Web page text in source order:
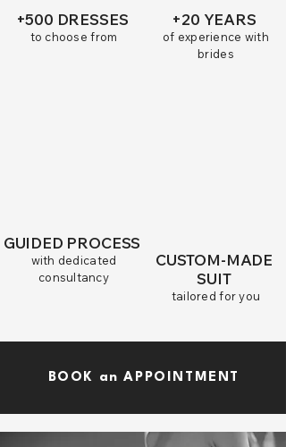
+500 DRESSES
to choose from
GUIDED PROCESS
with dedicated
consultancy
+20 YEARS
of experience with
brides
CUSTOM-MADE
SUIT
tailored for you
BOOK an APPOINTMENT